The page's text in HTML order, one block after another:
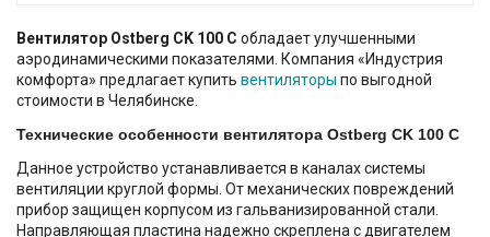
Вентилятор Ostberg CK 100 С обладает улучшенными
аэродинамическими показателями. Компания «Индустрия
комфорта» предлагает купить вентиляторы по выгодной
стоимости в Челябинске.
Технические особенности вентилятора Ostberg CK 100 С
Данное устройство устанавливается в каналах системы
вентиляции круглой формы. От механических повреждений
прибор защищен корпусом из гальванизированной стали.
Направляющая пластина надежно скреплена с двигателем